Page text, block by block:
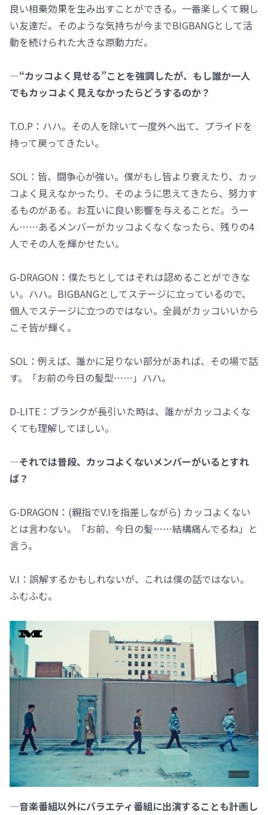
良い相乗効果を生み出すことができる。一番楽しくて親し
い友達だ。そのような気持ちが今までBIGBANGとして活
動を続けられた大きな原動力だ。
―“カッコよく見せる”ことを強調したが、もし誰か一人
でもカッコよく見えなかったらどうするのか？
T.O.P：ハハ。その人を除いて一度外へ出て、プライドを
持って戻ってきたい。
SOL：皆、闘争心が強い。僕がもし皆より衰えたり、カッ
コよく見えなかったり、そのように思えてきたら、努力す
るものがある。お互いに良い影響を与えることだ。うー
ん……あるメンバーがカッコよくなくなったら、残りの4
人でその人を輝かせたい。
G-DRAGON：僕たちとしてはそれは認めることができな
い。ハハ。BIGBANGとしてステージに立っているので、
個人でステージに立つのではない。全員がカッコいいから
こそ皆が輝く。
SOL：例えば、誰かに足りない部分があれば、その場で話
す。「お前の今日の髪型……」ハハ。
D-LITE：ブランクが長引いた時は、誰かがカッコよくな
くても理解してほしい。
―それでは普段、カッコよくないメンバーがいるとすれ
ば？
G-DRAGON：(親指でV.Iを指差しながら) カッコよくない
とは言わない。「お前、今日の髪……結構痛んでるね」と
言う。
V.I：誤解するかもしれないが、これは僕の話ではない。
ふむふむ。
―音楽番組以外にバラエティ番組に出演することも計画し